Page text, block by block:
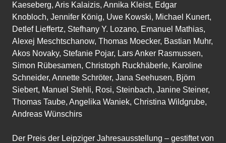
Kaeseberg, Aris Kalaizis, Annika Kleist, Edgar
Knobloch, Jennifer König, Uwe Kowski, Michael Kunert,
Detlef Lieffertz, Stefhany Y. Lozano, Emanuel Mathias,
Alexej Meschtschanow, Thomas Moecker, Bastian Muhr,
Akos Novaky, Stefanie Pojar, Lars Anker Rasmussen,
Simon Rübesamen, Christoph Ruckhäberle, Karoline
Schneider, Annette Schröter, Jana Seehusen, Björn
Siebert, Manuel Stehli, Rosi, Steinbach, Janine Steiner,
Thomas Taube, Angelika Waniek, Christina Wildgrube,
Andreas Wünschirs
Der Preis der Leipziger Jahresausstellung – gestiftet von